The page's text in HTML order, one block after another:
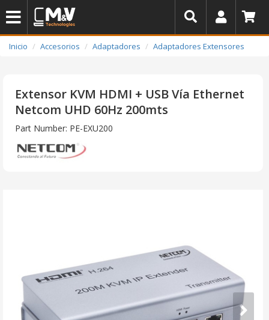
Inicio Accesorios Adaptadores Adaptadores Extensores
Extensor KVM HDMI + USB Vía Ethernet
Netcom UHD 60Hz 200mts
Part Number: PE-EXU200